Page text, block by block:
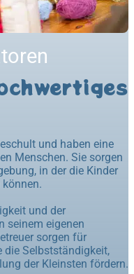
und haben eine
Menschen. Sie sorgen
in der die Kinder
und der
seinem eigenen
sorgen für
die Selbstständigkeit,
der Kleinsten fördern.